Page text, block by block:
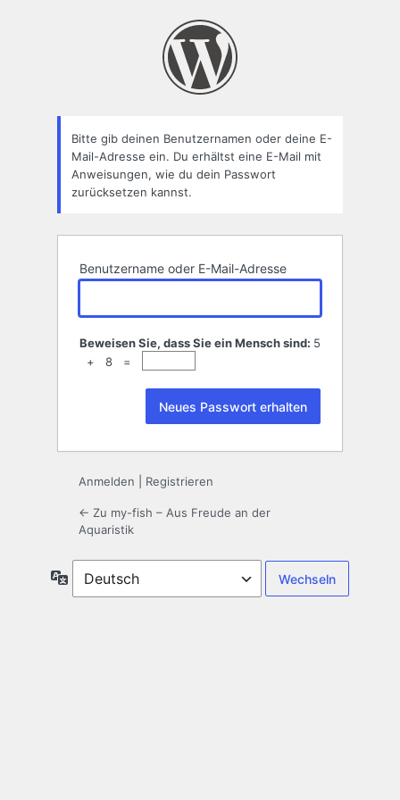
Bitte gib deinen Benutzernamen oder deine E-
Mail-Adresse ein. Du erhältst eine E-Mail mit
Anweisungen, wie du dein Passwort
zurücksetzen kannst.
Benutzername oder E-Mail-Adresse
Beweisen Sie, dass Sie ein Mensch sind: 5
+ 8 =
Anmelden Registrieren
← Zu my-fish – Aus Freude an der
Aquaristik
Sprache